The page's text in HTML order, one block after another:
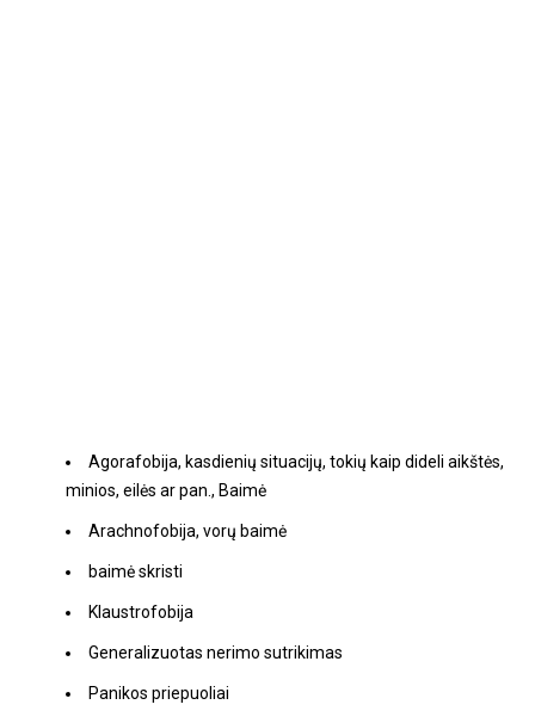
Agorafobija, kasdienių situacijų, tokių kaip dideli aikštės,
minios, eilės ar pan., Baimė
Arachnofobija, vorų baimė
baimė skristi
Klaustrofobija
Generalizuotas nerimo sutrikimas
Panikos priepuoliai